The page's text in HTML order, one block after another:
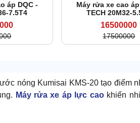
áp DQC -
7.5T4
Máy rửa xe cao
TECH 20M32-
16500000
17500000
nóng Kumisai KMS-20 tạo điểm
Máy rửa xe áp lực caokhiến